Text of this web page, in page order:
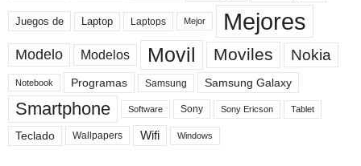
Juegos de Laptop Laptops Mejor Mejores
Modelo Modelos Movil Moviles Nokia
Notebook Programas Samsung Samsung Galaxy
Smartphone Software Sony Sony Ericson Tablet
Teclado Wallpapers Wifi Windows